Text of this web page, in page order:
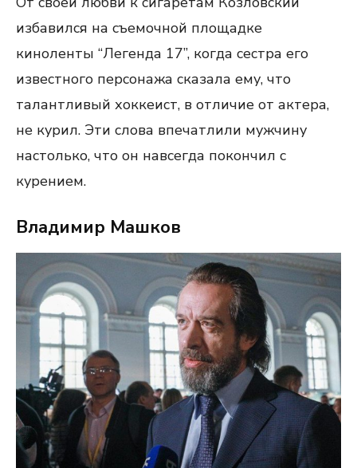
избавился на съемочной площадке
киноленты “Легенда 17”, когда сестра его
известного персонажа сказала ему, что
талантливый хоккеист, в отличие от актера,
не курил. Эти слова впечатлили мужчину
настолько, что он навсегда покончил с
курением.
Владимир Машков